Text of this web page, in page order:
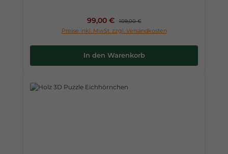
Verkaufspreis:
99,00 € Regulärer Preis:
109,00 €
Preise inkl. MwSt. zzgl. Versandkosten
In den Warenkorb